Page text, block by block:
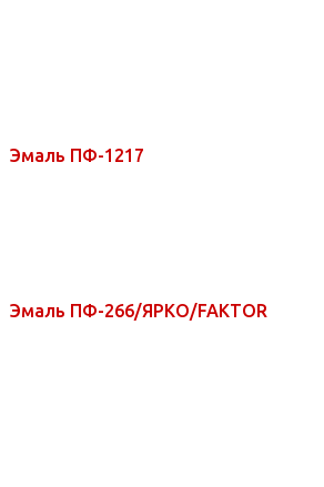
Эмаль ПФ-1217
Эмаль ПФ-266/ЯРКО/FAKTOR